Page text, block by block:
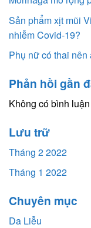
Sản phẩm xịt mũi
nhiễm Covid-19?
Phụ nữ có thai
Phản hồi gần
Không có bình
Lưu trữ
Tháng 2 2022
Tháng 1 2022
Chuyên mục
Da Liễu